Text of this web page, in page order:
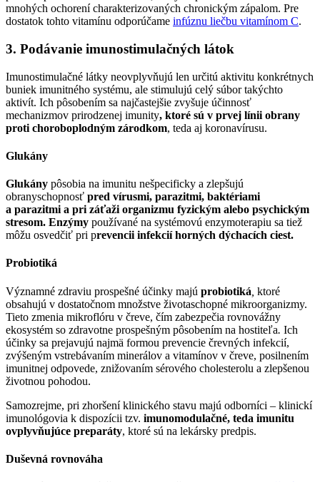
mnohých ochorení charakterizovaných chronickým zápalom. Pre
dostatok tohto vitamínu odporúčame infúznu liečbu vitamínom C.
3. Podávanie imunostimulačných látok
Imunostimulačné látky neovplyvňujú len určitú aktivitu konkrétnych
buniek imunitného systému, ale stimulujú celý súbor takýchto
aktivít. Ich pôsobením sa najčastejšie zvyšuje účinnosť
mechanizmov prirodzenej imunity, ktoré sú v prvej línii obrany
proti choroboplodným zárodkom, teda aj koronavírusu.
Glukány
Glukány pôsobia na imunitu nešpecificky a zlepšujú
obranyschopnosť pred vírusmi, parazitmi, baktériami
a parazitmi a pri záťaži organizmu fyzickým alebo psychickým
stresom. Enzýmy používané na systémovú enzymoterapiu sa tiež
môžu osvedčiť pri prevencii infekcií horných dýchacích ciest.
Probiotiká
Významné zdraviu prospešné účinky majú probiotiká ktoré
obsahujú v dostatočnom množstve životaschopné mikroorganizmy.
Tieto zmenia mikroflóru v čreve, čím zabezpečia rovnovážny
ekosystém so zdravotne prospešným pôsobením na hostiteľa. Ich
účinky sa prejavujú najmä formou prevencie črevných infekcií,
zvýšeným vstrebávaním minerálov a vitamínov v čreve, posilnením
imunitnej odpovede, znižovaním sérového cholesterolu a zlepšenou
životnou pohodou.
Samozrejme, pri zhoršení klinického stavu majú odborníci – klinickí
imunológovia k dispozícii tzv. imunomodulačné, teda imunitu
ovplyvňujúce preparáty, ktoré sú na lekársky predpis.
Duševná rovnováha